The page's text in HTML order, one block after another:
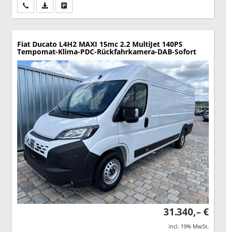
Wir rufen Sie anPDF-Datei, Fahrzeugexposé drucken
Fiat Ducato L4H2 MAXI 15mc 2.2 MultiJet 140PS
Tempomat-Klima-PDC-Rückfahrkamera-DAB-Sofort
31.340,– €
incl. 19% MwSt.